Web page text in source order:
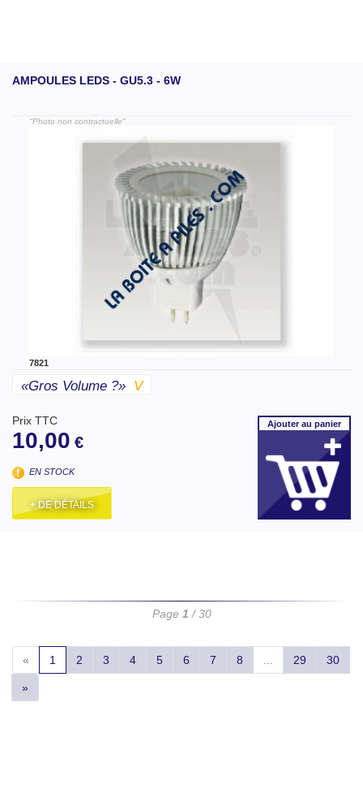
AMPOULES LEDS - GU5.3 - 6W
"Photo non contractuelle"
7821
«gros Volume ?» V
Prix TTC
10,00 €
EN STOCK
+ DE DÉTAILS
Ajouterau panier
Page 1 / 30
« 1 2 3 4 5 6 7 8 29 30
»